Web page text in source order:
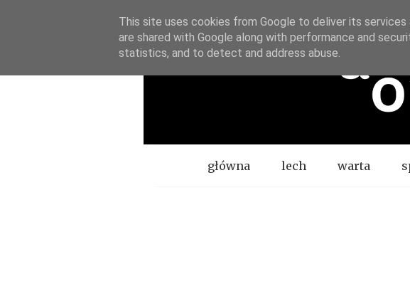
Menugłówna lech warta
This site uses cookies from Google to deliver its
are shared with Google along with performance and
statistics, and to detect and address abuse.